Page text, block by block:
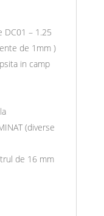
DC01 – 1.25
de 1mm )
in camp
(diverse
de 16 mm